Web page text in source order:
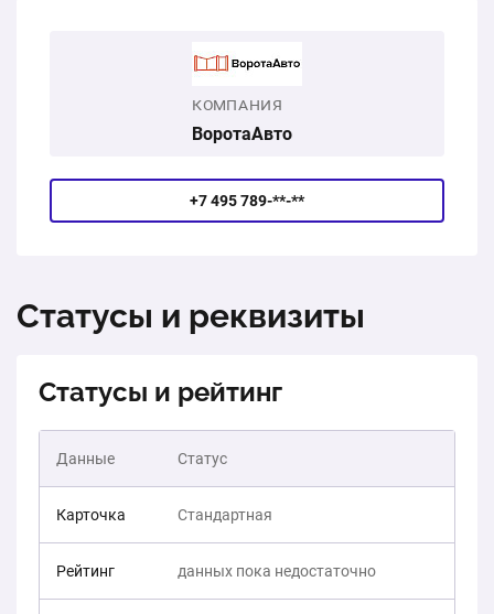
КОМПАНИЯ
ВоротаАвто
+7 495 789-**-**
Статусы и реквизиты
Статусы и рейтинг
Данные Статус
Карточка Стандартная
Рейтинг данных пока недостаточно